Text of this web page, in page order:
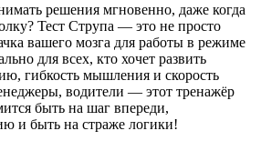
решения мгновенно, даже когда
Тест Струпа — это не просто
вашего мозга для работы в режиме
для всех, кто хочет развить
гибкость мышления и скорость
водители — этот тренажёр
быть на шаг впереди,
и быть на страже логики!